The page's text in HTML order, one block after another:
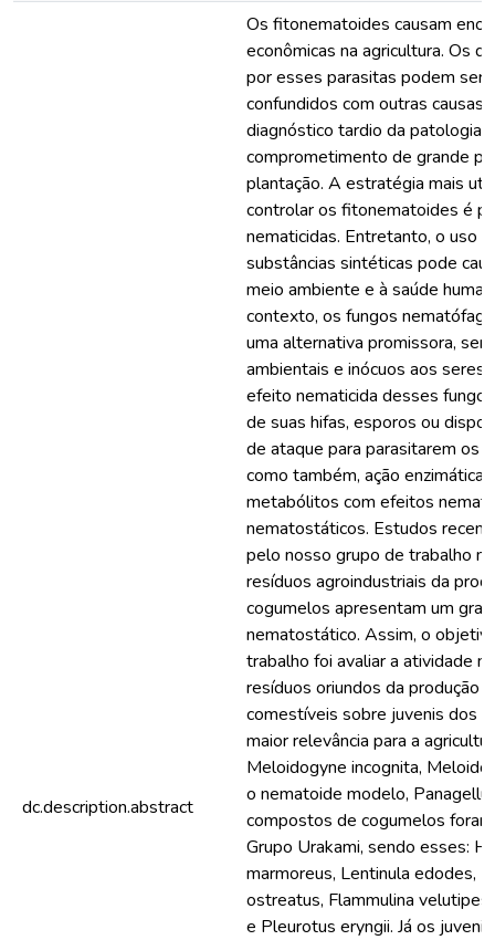
dc.description.abstract
Os fitonematoides causam
econômicas na agricultura. Os
por esses parasitas podem ser
confundidos com outras causas,
diagnóstico tardio da patologia e
comprometimento de grande
plantação. A estratégia mais
controlar os fitonematoides é
nematicidas. Entretanto, o uso
substâncias sintéticas pode
meio ambiente e à saúde
contexto, os fungos
uma alternativa promissora,
ambientais e inócuos aos seres
efeito nematicida desses
de suas hifas, esporos ou
de ataque para parasitarem os
como também, ação enzimática
metabólitos com efeitos
nematostáticos. Estudos
pelo nosso grupo de trabalho
resíduos agroindustriais da
cogumelos apresentam um
nematostático. Assim, o
trabalho foi avaliar a atividade
resíduos oriundos da produção
comestíveis sobre juvenis dos
maior relevância para a
Meloidogyne incognita,
o nematoide modelo,
compostos de cogumelos
Grupo Urakami, sendo esses:
marmoreus, Lentinula edodes,
ostreatus, Flammulina
e Pleurotus eryngii. Já os